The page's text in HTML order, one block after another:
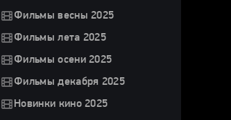
Фильмы весны 2025
Фильмы лета 2025
Фильмы осени 2025
Фильмы декабря 2025
Новинки кино 2025